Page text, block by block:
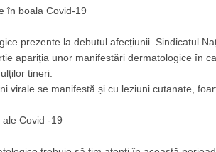
în boala Covid-19
prezente la debutul afecțiunii. Sindicatul
apariția unor manifestări dermatologice în
tineri.
virale se manifestă și cu leziuni cutanate,
Covid -19